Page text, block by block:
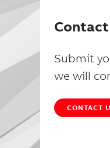
Submit
we will
CONTACT